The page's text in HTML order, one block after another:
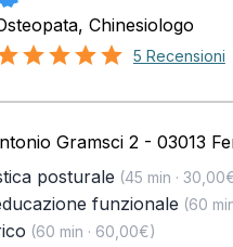
Chinesiologo
5 Recensioni
Gramsci 2 - 03013
posturale (45 min ·
funzionale (60
(60 min · 60,00€)